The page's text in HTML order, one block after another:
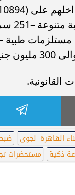
جنيه.
القانونية.
القاهرة الجوى ضبط 5
ذكية مستحضرات
بعد
ميكروباص